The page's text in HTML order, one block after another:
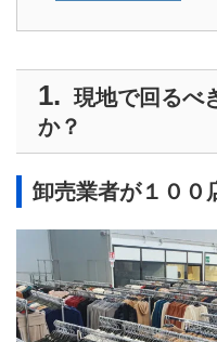
現地で回るべ
か？
卸売業者が１００